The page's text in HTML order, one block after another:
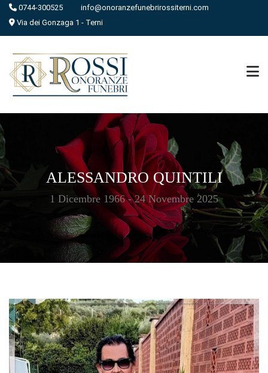
0744-300525
info@onoranzefunebrirossiterni.com
Via dei Gonzaga 1 - Terni
ALESSANDRO QUINTILI
1 Dicembre 1966 - 24 Novembre 2025